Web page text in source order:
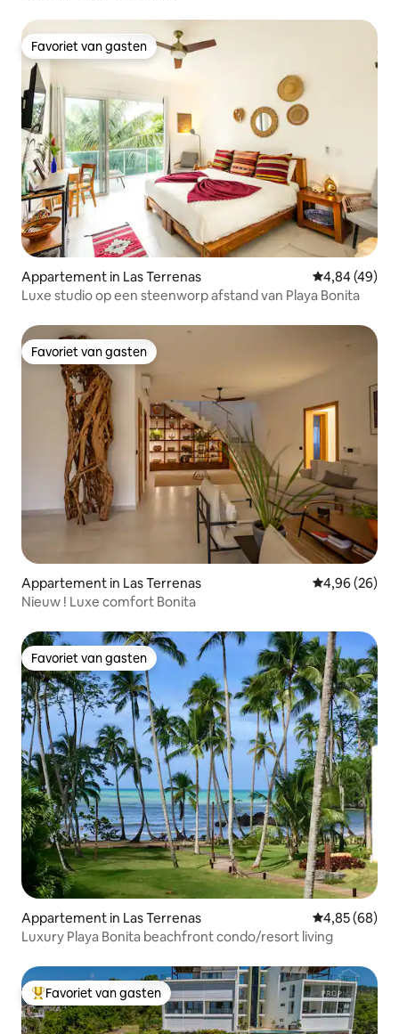
Favoriet van gasten
Favoriet van gasten
Appartement in Las Terrenas Gemiddelde
4,84 (49)
Luxe studio op een steenworp afstand van Playa Bonita
Favoriet van gasten
Favoriet van gasten
Appartement in Las Terrenas Gemiddelde
4,96 (26)
Nieuw ! Luxe comfort Bonita
Favoriet van gasten
Favoriet van gasten
Appartement in Las Terrenas Gemiddelde
4,85 (68)
Luxury Playa Bonita beachfront condo/resort living
Topfavoriet van gasten
Favoriet van gasten